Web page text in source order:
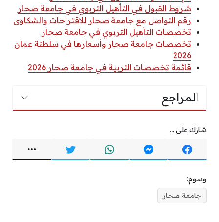
شروط القبول في التأهيل التربوي في جامعة صحار
رقم التواصل مع جامعة صحار للاقتراحات والشكاوى
تخصصات التأهيل التربوي في جامعة صحار
تخصصات جامعة صحار وأسعارها في سلطنة عمان
2026
قائمة تخصصات التربية في جامعة صحار 2026
المراجع
شارك على ...
وسوم:
جامعة صحار